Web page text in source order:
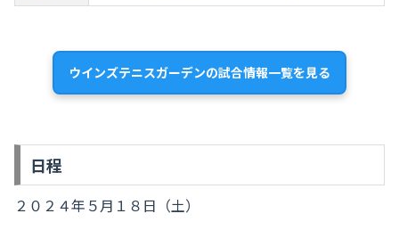
ウインズテニスガーデンの試合情報一覧を見る
日程
２０２４年５月１８日（土）